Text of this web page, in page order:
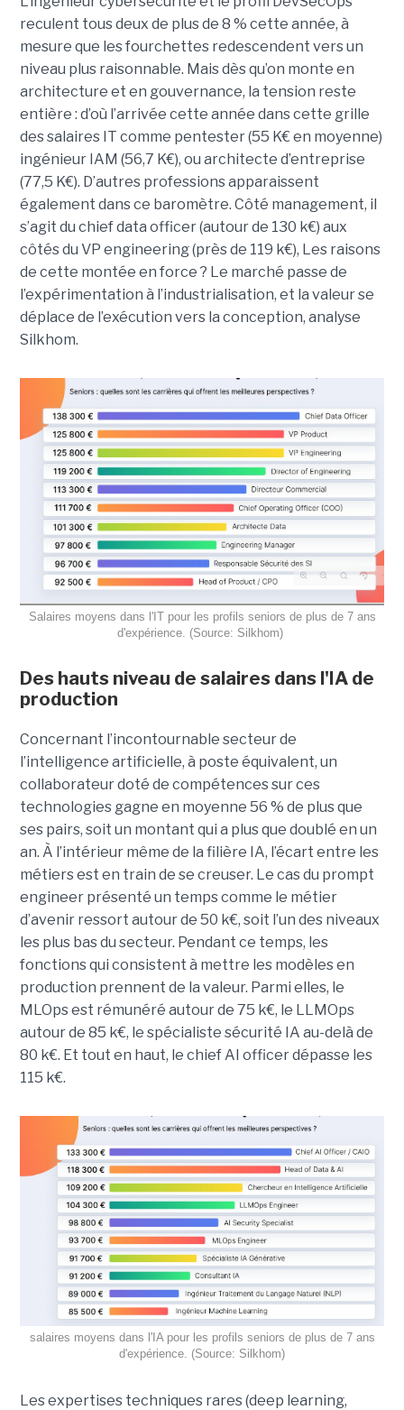
reculent tous deux de plus de 8 % cette année, à
mesure que les fourchettes redescendent vers un
niveau plus raisonnable. Mais dès qu’on monte en
architecture et en gouvernance, la tension reste
entière : d’où l’arrivée cette année dans cette grille
des salaires IT comme pentester (55 K€ en moyenne)
ingénieur IAM (56,7 K€), ou architecte d’entreprise
(77,5 K€). D’autres professions apparaissent
également dans ce baromètre. Côté management, il
s’agit du chief data officer (autour de 130 k€) aux
côtés du VP engineering (près de 119 k€), Les raisons
de cette montée en force ? Le marché passe de
l’expérimentation à l’industrialisation, et la valeur se
déplace de l’exécution vers la conception, analyse
Silkhom.
Salaires moyens dans l'IT pour les profils seniors de plus de 7 ans
d'expérience. (Source: Silkhom)
Des hauts niveau de salaires dans l'IA de
production
Concernant l’incontournable secteur de
l’intelligence artificielle, à poste équivalent, un
collaborateur doté de compétences sur ces
technologies gagne en moyenne 56 % de plus que
ses pairs, soit un montant qui a plus que doublé en un
an. À l’intérieur même de la filière IA, l’écart entre les
métiers est en train de se creuser. Le cas du prompt
engineer présenté un temps comme le métier
d’avenir ressort autour de 50 k€, soit l’un des niveaux
les plus bas du secteur. Pendant ce temps, les
fonctions qui consistent à mettre les modèles en
production prennent de la valeur. Parmi elles, le
MLOps est rémunéré autour de 75 k€, le LLMOps
autour de 85 k€, le spécialiste sécurité IA au-delà de
80 k€. Et tout en haut, le chief AI officer dépasse les
115 k€.
salaires moyens dans l'IA pour les profils seniors de plus de 7 ans
d'expérience. (Source: Silkhom)
Les expertises techniques rares (deep learning,